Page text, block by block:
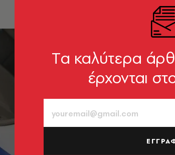
Tα καλύτερα
έρχονται